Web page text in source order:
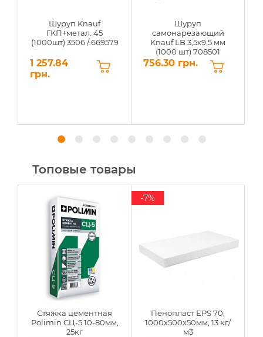
Шуруп Knauf
ГКП+метал. 45
(1000шт) 3506 / 669579
1 257.84
грн.
Шуруп
самонарезающий
Knauf LB 3,5х9,5 мм
(1000 шт) 708501
756.30 грн.
Топовые товары
Стяжка цементная
Polimin СЦ-5 10-80мм,
25кг
Пенопласт EPS 70,
1000х500х50мм, 13 кг/
м3
-7%